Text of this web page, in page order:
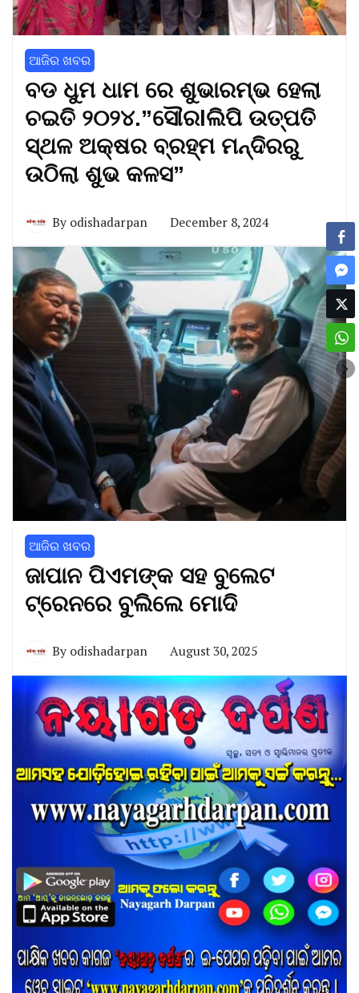
ଆଜିର ଖବର
ବଡ ଧୁମ ଧାମ ରେ ଶୁଭାରମ୍ଭ ହେଲା
ଚଇତି ୨୦୨୪.”ସୌରlଲିପି ଉତ୍ପତି
ସ୍ଥଳ ଅକ୍ଷର ବ୍ରହ୍ମ ମନ୍ଦିରରୁ
ଉଠିଲା ଶୁଭ କଳସ”
By odishadarpan December 8, 2024
ଆଜିର ଖବର
ଜାପାନ ପିଏମଙ୍କ ସହ ବୁଲେଟ
ଟ୍ରେନରେ ବୁଲିଲେ ମୋଦି
By odishadarpan August 30, 2025